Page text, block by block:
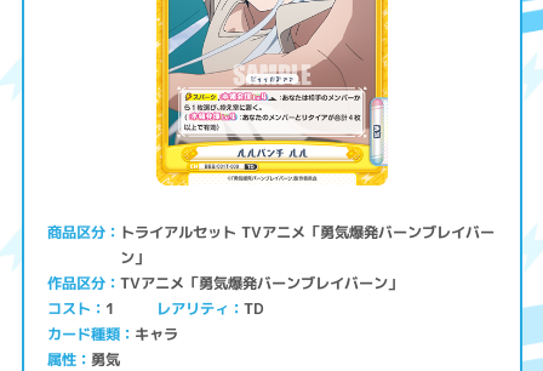
商品区分 トライアルセット TVアニメ「勇気爆発バーンブレイバー
ン」
作品区分 TVアニメ「勇気爆発バーンブレイバーン」
コスト 1 レアリティ TD
カード種類 キャラ
属性 勇気